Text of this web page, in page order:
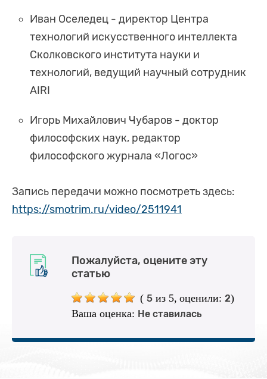
Иван Оселедец - директор Центра
технологий искусственного интеллекта
Сколковского института науки и
технологий, ведущий научный сотрудник
AIRI
Игорь Михайлович Чубаров - доктор
философских наук, редактор
философского журнала «Логос»
Запись передачи можно посмотреть здесь:
https://smotrim.ru/video/2511941
Пожалуйста, оцените эту
статью
( 5 из 5, оценили: 2)
Ваша оценка: Не ставилась